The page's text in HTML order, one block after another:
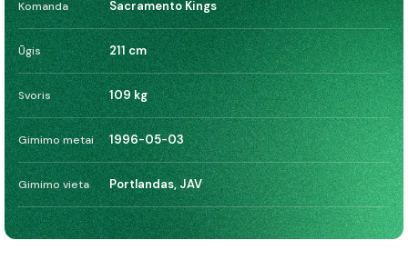
Komanda Sacramento Kings
Ūgis 211 cm
Svoris 109 kg
Gimimo metai 1996-05-03
Gimimo vieta Portlandas, JAV